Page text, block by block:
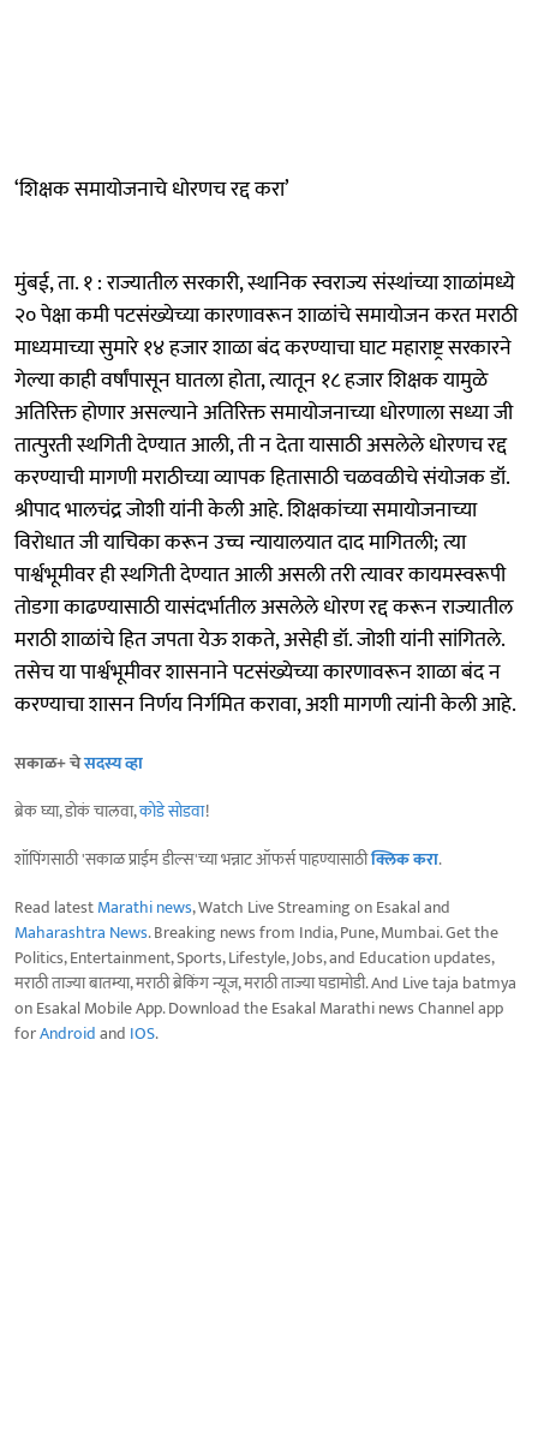
‘शिक्षक समायोजनाचे धोरणच रद्द करा’
मुंबई, ता. १ : राज्यातील सरकारी, स्थानिक स्वराज्य संस्थांच्या शाळांमध्ये
२० पेक्षा कमी पटसंख्येच्या कारणावरून शाळांचे समायोजन करत मराठी
माध्यमाच्या सुमारे १४ हजार शाळा बंद करण्याचा घाट महाराष्ट्र सरकारने
गेल्या काही वर्षांपासून घातला होता, त्यातून १८ हजार शिक्षक यामुळे
अतिरिक्त होणार असल्याने अतिरिक्त समायोजनाच्या धोरणाला सध्या जी
तात्पुरती स्थगिती देण्यात आली, ती न देता यासाठी असलेले धोरणच रद्द
करण्याची मागणी मराठीच्या व्यापक हितासाठी चळवळीचे संयोजक डॉ.
श्रीपाद भालचंद्र जोशी यांनी केली आहे. शिक्षकांच्या समायोजनाच्या
विरोधात जी याचिका करून उच्च न्यायालयात दाद मागितली; त्या
पार्श्वभूमीवर ही स्थगिती देण्यात आली असली तरी त्यावर कायमस्वरूपी
तोडगा काढण्यासाठी यासंदर्भातील असलेले धोरण रद्द करून राज्यातील
मराठी शाळांचे हित जपता येऊ शकते, असेही डॉ. जोशी यांनी सांगितले.
तसेच या पार्श्वभूमीवर शासनाने पटसंख्येच्या कारणावरून शाळा बंद न
करण्याचा शासन निर्णय निर्गमित करावा, अशी मागणी त्यांनी केली आहे.
सकाळ+ चेसदस्य व्हा
ब्रेक घ्या, डोकं चालवा,कोडे सोडवा!
शॉपिंगसाठी 'सकाळ प्राईम डील्स'च्या भन्नाट ऑफर्स पाहण्यासाठीक्लिक करा.
Read latestMarathi news, Watch Live Streaming on Esakal and
Maharashtra News. Breaking news from India, Pune, Mumbai. Get the
Politics, Entertainment, Sports, Lifestyle, Jobs, and Education updates,
मराठी ताज्या बातम्या, मराठी ब्रेकिंग न्यूज, मराठी ताज्या घडामोडी. And Live taja batmya
on Esakal Mobile App. Download the Esakal Marathi news Channel app
forAndroidand IOS.